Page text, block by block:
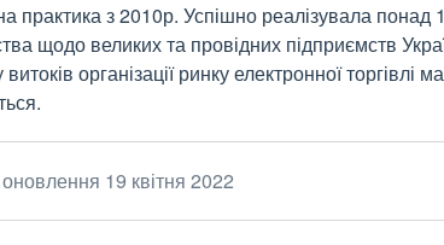
практика з 2010р. Успішно реалізувала понад
щодо великих та провідних підприємств
організації ринку електронної торгівлі
19 квітня 2022